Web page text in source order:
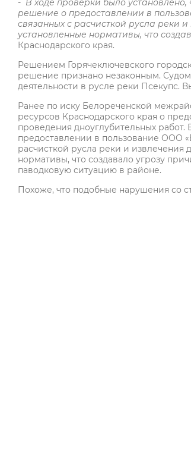
- В ходе проверки было
решение о предоставлении в
связанных с расчисткой русла реки
установленные нормативы, что
Краснодарского края.
Решением Горячеключевского
решение признано незаконным.
деятельности в русле реки Псекупс.
Ранее по иску Белореченской
ресурсов Краснодарского края о
проведения дноуглубительных
предоставлении в пользование ООО
расчисткой русла реки и
нормативы, что создавало угрозу
паводковую ситуацию в районе.
Похоже, что подобные нарушения со